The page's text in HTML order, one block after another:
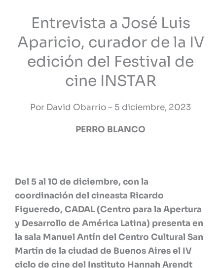
Entrevista a José Luis
Aparicio, curador de la IV
edición del Festival de
cine INSTAR
Por David Obarrio – 5 diciembre, 2023
PERRO BLANCO
Del 5 al 10 de diciembre, con la
coordinación del cineasta Ricardo
Figueredo, CADAL (Centro para la Apertura
y Desarrollo de América Latina) presenta en
la sala Manuel Antín del Centro Cultural San
Martín de la ciudad de Buenos Aires el IV
ciclo de cine del Instituto Hannah Arendt